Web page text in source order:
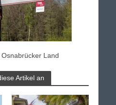
Land
Artikel an